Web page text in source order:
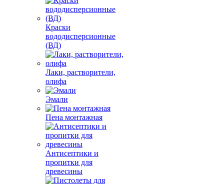
Краски
вододисперсионные
(ВД)
Лаки, растворители,
олифа
Эмали
Пена монтажная
Антисептики и
пропитки для
древесины